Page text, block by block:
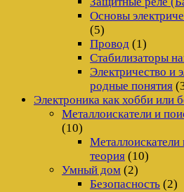
Основы
(5)
Провод (1)
Стабилизаторы
Электричество и
родные понятия
Электроника как хобби или
Металлоискатели и
(10)
Металлоискатели
теория (10)
Умный дом (2)
Безопасность (2)